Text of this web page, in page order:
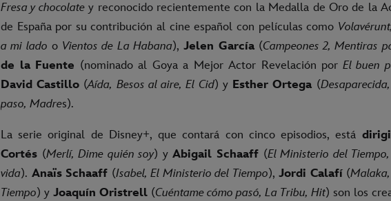
Fresa y chocolatey reconocido recientemente con la Medalla de Oro de la
de España por su contribución al cine español con películas como
a mi lado o Vientos de La Habana),Jelen García(Campeones 2, Mentiras
de la Fuente (nominado al Goya a Mejor Actor Revelación por El buen
David Castillo (Aída, Besos al aire, El Cid) y Esther Ortega (
paso, Madres).
La serie original de Disney+, que contará con cinco episodios, está
Cortés (Merlí, Dime quién soy) yAbigail Schaaff (El Ministerio del
vida). Anaïs Schaaff (Isabel, El Ministerio del Tiempo),Jordi Calafí(
Tiempo) y Joaquín Oristrell (Cuéntame cómo pasó, La Tribu, Hit) son los